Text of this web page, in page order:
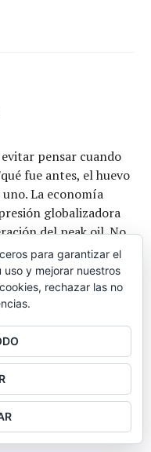
pensar cuando
fue antes, el huevo
La economía
globalizadora
del peak oil. No
de las subprime, de
de las
provienen de la
de alto
el petroleo). En
va camino de
nuclear,
vital de nuestro
seguirá ahí, activa y
pueda hacer dinero
para garantizar el
y mejorar nuestros
rechazar las no